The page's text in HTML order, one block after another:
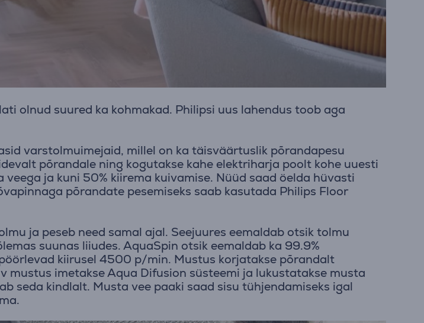
olnud suured ka kohmakad. Philipsi uus lahendus toob aga
varstolmuimejaid, millel on ka täisväärtuslik põrandapesu
põrandale ning kogutakse kahe elektriharja poolt kohe uuesti
ja kuni 50% kiirema kuivamise. Nüüd saad öelda hüvasti
põrandate pesemiseks saab kasutada Philips Floor
ja peseb need samal ajal. Seejuures eemaldab otsik tolmu
suunas liiudes. AquaSpin otsik eemaldab ka 99.9%
kiirusel 4500 p/min. Mustus korjatakse põrandalt
imetakse Aqua Difusion süsteemi ja lukustatakse musta
seda kindlalt. Musta vee paaki saad sisu tühjendamiseks igal